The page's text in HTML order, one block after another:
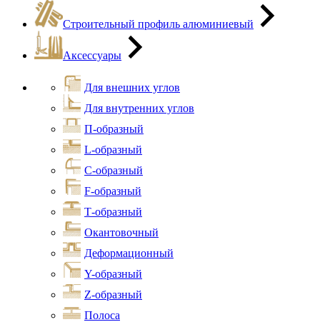
Строительный профиль алюминиевый
Аксессуары
Для внешних углов
Для внутренних углов
П-образный
L-образный
С-образный
F-образный
Т-образный
Окантовочный
Деформационный
Y-образный
Z-образный
Полоса